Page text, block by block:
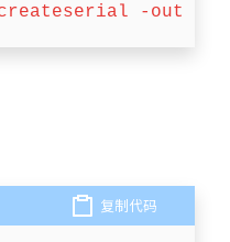
-out
复制代码